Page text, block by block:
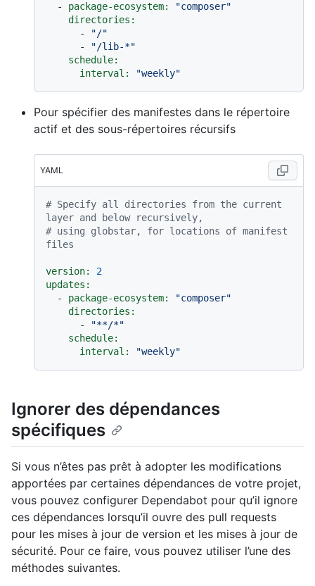
-
package-ecosystem:
"composer"
directories:
-
"/"
-
"/lib-*"
schedule:
interval:
"weekly"
Pour spécifier des manifestes dans le répertoire
actif et des sous-répertoires récursifs
YAML
# Specify all directories from the current
layer and below recursively,
# using globstar, for locations of manifest
files
version:
2
updates:
-
package-ecosystem:
"composer"
directories:
-
"**/*"
schedule:
interval:
"weekly"
Ignorer des dépendances
spécifiques
Si vous n’êtes pas prêt à adopter les modifications
apportées par certaines dépendances de votre projet,
vous pouvez configurer Dependabot pour qu’il ignore
ces dépendances lorsqu’il ouvre des pull requests
pour les mises à jour de version et les mises à jour de
sécurité. Pour ce faire, vous pouvez utiliser l’une des
méthodes suivantes.